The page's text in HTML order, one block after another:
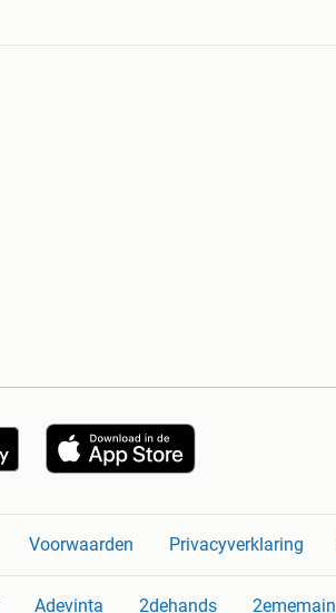
Voorwaarden Privacyverklaring
Adevinta 2dehands 2ememain